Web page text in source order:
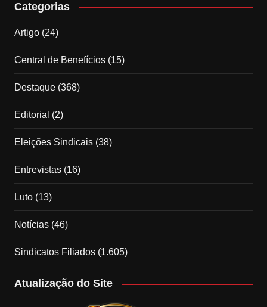
Categorias
Artigo(24)
Central de Benefícios(15)
Destaque(368)
Editorial (2)
Eleições Sindicais(38)
Entrevistas(16)
Luto(13)
Notícias(46)
Sindicatos Filiados(1.605)
Atualização do Site